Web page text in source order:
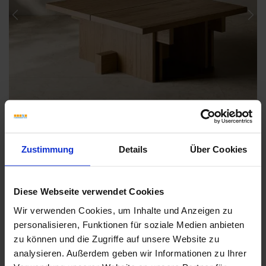
Zustimmung Details Über Cookies
Diese Webseite verwendet Cookies
Wir verwenden Cookies, um Inhalte und Anzeigen zu
personalisieren, Funktionen für soziale Medien anbieten
zu können und die Zugriffe auf unsere Website zu
analysieren. Außerdem geben wir Informationen zu Ihrer
Previous
Weitere Serien von Coem
Fliesenkleber